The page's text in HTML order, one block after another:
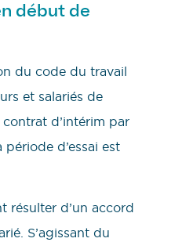
début de
du code du travail
et salariés de
d’intérim par
période d’essai est
résulter d’un accord
S’agissant du